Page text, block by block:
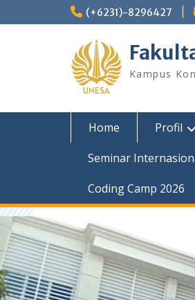
to
(+6231)-8296427
Kampus
Home Profil
Seminar
Coding Camp 2026